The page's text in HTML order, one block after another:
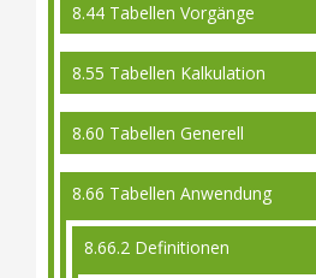
8.44 Tabellen Vorgänge
8.55 Tabellen Kalkulation
8.60 Tabellen Generell
8.66 Tabellen Anwendung
8.66.2 Definitionen